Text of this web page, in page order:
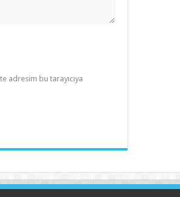
adresim bu tarayıcıya